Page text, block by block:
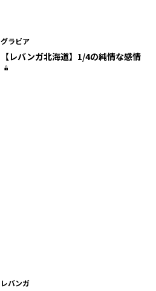
グラビア
【レバンガ北海道】1/4の純情な感情
レバンガ